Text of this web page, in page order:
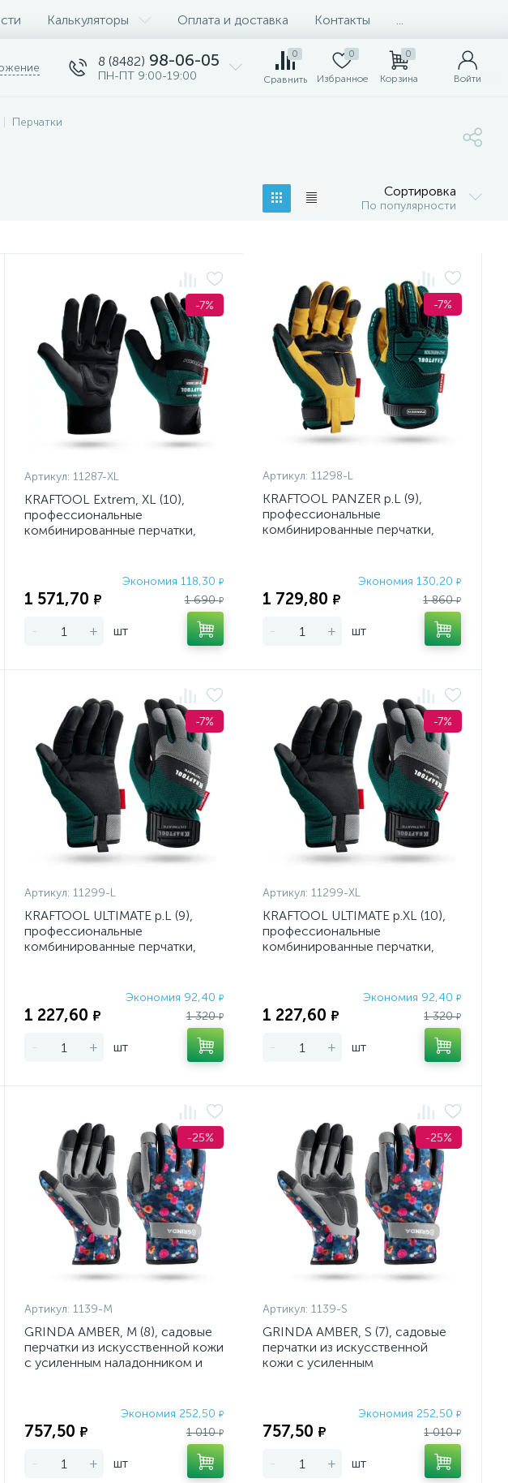
Калькуляторы Оплата и доставка Контакты
8 (8482) 98-06-05
ПН-ПТ 9:00-19:00
0
Сравнить
0
Избранное
0
Корзина Войти
Перчатки
Сортировка
По популярности
-7%
Артикул: 11287-XL
KRAFTOOL Extrem, XL (10),
профессиональные
комбинированные перчатки,
Экономия 118,30 ₽
1 571,70 ₽ 1 690₽
- + шт
-7%
Артикул: 11298-L
KRAFTOOL PANZER р.L (9),
профессиональные
комбинированные перчатки,
Экономия 130,20₽
1 729,80 ₽ 1 860₽
- + шт
-7%
Артикул: 11299-L
KRAFTOOL ULTIMATE р.L (9),
профессиональные
комбинированные перчатки,
Экономия 92,40 ₽
1 227,60 ₽ 1 320₽
- + шт
-7%
Артикул: 11299-XL
KRAFTOOL ULTIMATE р.XL (10),
профессиональные
комбинированные перчатки,
Экономия 92,40₽
1 227,60 ₽ 1 320₽
- + шт
-25%
Артикул: 1139-M
GRINDA AMBER, M (8), садовые
перчатки из искусственной кожи
с усиленным наладонником и
Экономия 252,50 ₽
757,50 ₽ 1 010₽
- + шт
-25%
Артикул: 1139-S
GRINDA AMBER, S (7), садовые
перчатки из искусственной
кожи с усиленным
Экономия 252,50₽
757,50 ₽ 1 010₽
- + шт